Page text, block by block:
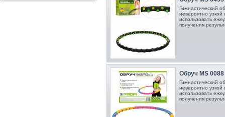
Гимнастический
невероятно
использовать
получения
Обруч MS
Гимнастический
невероятно
использовать
получения